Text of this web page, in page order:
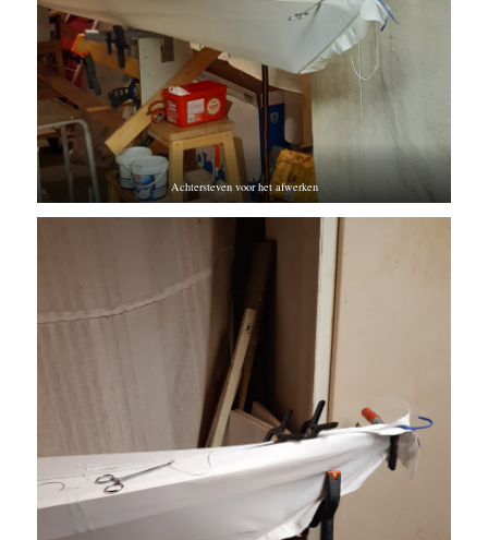
Achtersteven voor het afwerken